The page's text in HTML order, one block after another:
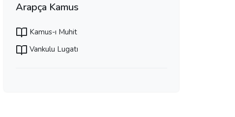
Arapça Kamus
Kamus-ı Muhit
Vankulu Lugatı